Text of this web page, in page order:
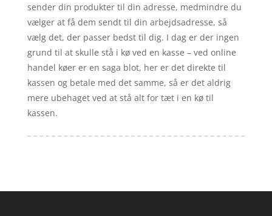
sender din produkter til din adresse, medmindre du
vælger at få dem sendt til din arbejdsadresse, så
vælg det, der passer bedst til dig. I dag er der ingen
grund til at skulle stå i kø ved en kasse – ved online
handel køer er en saga blot, her er det direkte til
kassen og betale med det samme, så er det aldrig
mere ubehaget ved at stå alt for tæt i en kø til
kassen.